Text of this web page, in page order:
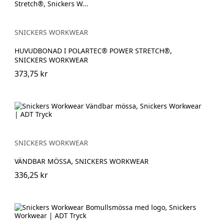
SNICKERS WORKWEAR
HUVUDBONAD I POLARTEC® POWER STRETCH®,
SNICKERS WORKWEAR
373,75 kr
SNICKERS WORKWEAR
VÄNDBAR MÖSSA, SNICKERS WORKWEAR
336,25 kr